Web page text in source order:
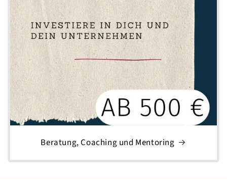
Beratung, Coaching und Mentoring